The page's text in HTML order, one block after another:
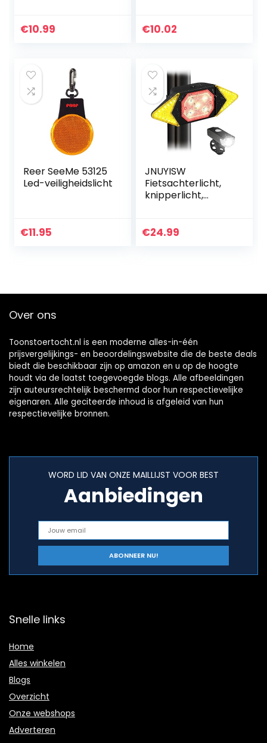
Achterlicht met 4
€10.99
goedkeuring, lamp
€10.02
Reer SeeMe 53125
Led-veiligheidslicht
€11.95
JNUYISW
Fietsachterlicht,
knipperlicht,
waarschuwingslich
€24.99
Over ons
Toonstoertocht.nl is een moderne alles-in-één
prijsvergelijkings- en beoordelingswebsite die de beste deals
biedt die beschikbaar zijn op amazon en u op de hoogte
houdt via de laatst toegevoegde blogs. Alle afbeeldingen
zijn auteursrechtelijk beschermd door hun respectievelijke
eigenaren. Alle geciteerde inhoud is afgeleid van hun
respectievelijke bronnen.
WORD LID VAN ONZE MAILLIJST VOOR BEST
Aanbiedingen
Snelle links
Home
Alles winkelen
Blogs
Overzicht
Onze webshops
Adverteren